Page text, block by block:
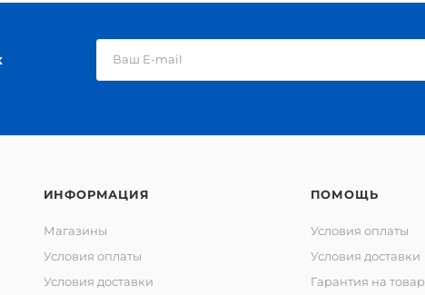
ИНФОРМАЦИЯ
Магазины
Условия оплаты
Условия доставки
ПОМОЩЬ
Условия оплаты
Условия доставки
Гарантия на товар